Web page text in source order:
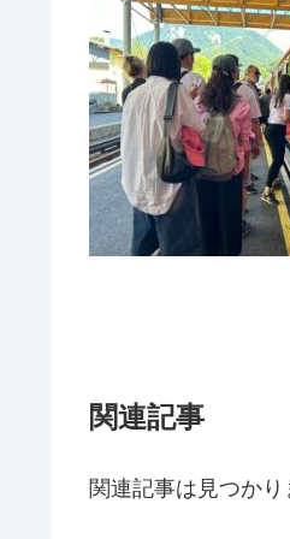
関連記事
関連記事は見つかり